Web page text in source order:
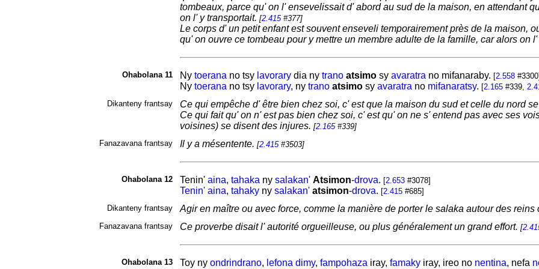
tombeaux, parce qu' on l' ensevelissait d' abord au sud de la maison, en attendant
on l' y transportait. [2.415#377]
Le corps d' un petit enfant est souvent enseveli temporairement près de la maison,
qu' on ouvre ce tombeau pour y mettre un membre adulte de la famille, car alors on
Ohabolana 11 Ny toerana no tsy lavorarydia ny trano atsimosy avaratra no mifanaraby. [2.558
Ny toerana no tsy lavorary, ny trano atsimosy avaratra no mifanaratsy. [2.165#339,
Dikanteny frantsay
Ce qui empêche d' être bien chez soi, c' est que la maison du sud et celle du nord
Ce qui fait qu' on n' est pas bien chez soi, c' est qu' on ne s' entend pas avec ses
voisines) se disent des injures. [2.165#339]
Fanazavana frantsay
Il y a mésentente. [2.415#3503]
Ohabolana 12 Tenin' aina, tahaka ny salakan' Atsimon-drova. [2.653#3078]
Tenin' aina, tahakyny salakan' atsimon-drova. [2.415#685]
Dikanteny frantsay
Agir en maître ou avec force, comme la manière de porter le salaka autour des
Fanazavana frantsay Ce proverbe disait l' autorité orgueilleuse, ou plus généralement un grand effort. [
Ohabolana 13 Toy ny ondrindrano, lefona dimy, fampohaza iray, famakyiray, ireo no nentina, nefa